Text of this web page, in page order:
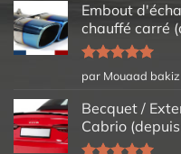
Embout
chauffé carré
Note5sur
5
par Mouaad bakiz
Becquet /
Cabrio